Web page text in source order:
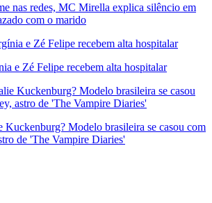
nas redes, MC Mirella explica silêncio em
com o marido
e Zé Felipe recebem alta hospitalar
Kuckenburg? Modelo brasileira se casou com
de 'The Vampire Diaries'